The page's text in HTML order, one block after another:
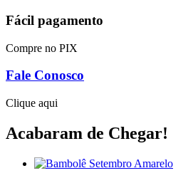
Fácil pagamento
Compre no PIX
Fale Conosco
Clique aqui
Acabaram de Chegar!